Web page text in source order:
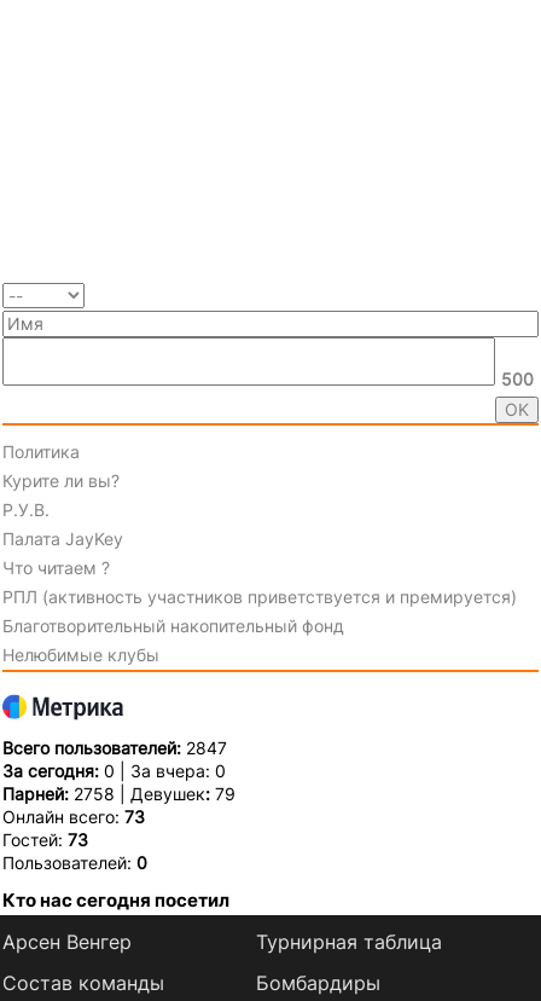
500
Политика
Курите ли вы?
Р.У.В.
Палата JayKey
Что читаем ?
РПЛ (активность участников приветствуется и премируется)
Благотворительный накопительный фонд
Нелюбимые клубы
Всего пользователей: 2847
За сегодня: 0 | За вчера: 0
Парней: 2758 | Девушек: 79
Онлайн всего: 73
Гостей: 73
Пользователей: 0
Кто нас сегодня посетил
Арсен Венгер
Состав команды
Турнирная таблица
Бомбардиры